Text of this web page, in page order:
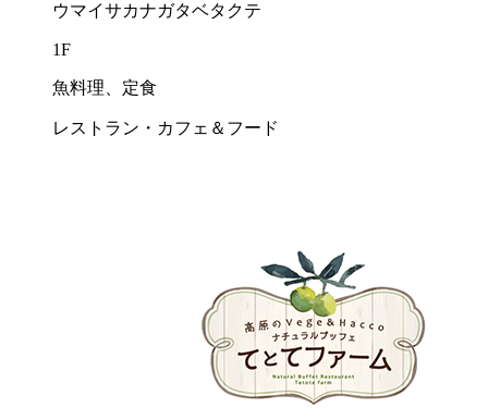
ウマイサカナガタベタクテ
1F
魚料理、定食
レストラン・カフェ＆フード